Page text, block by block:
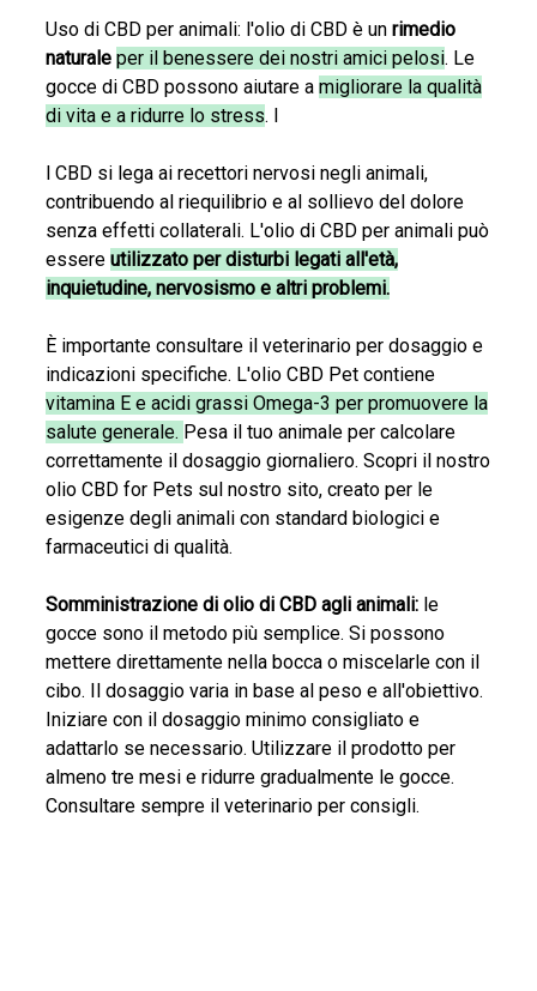
Uso di CBD per animali: l'olio di CBD è un rimedio
naturale per il benessere dei nostri amici pelosi. Le
gocce di CBD possono aiutare a migliorare la qualità
di vita e a ridurre lo stress. I
l CBD si lega ai recettori nervosi negli animali,
contribuendo al riequilibrio e al sollievo del dolore
senza effetti collaterali. L'olio di CBD per animali può
essere utilizzato per disturbi legati all'età,
inquietudine, nervosismo e altri problemi.
È importante consultare il veterinario per dosaggio e
indicazioni specifiche. L'olio CBD Pet contiene
vitamina E e acidi grassi Omega-3 per promuovere la
salute generale. Pesa il tuo animale per calcolare
correttamente il dosaggio giornaliero. Scopri il nostro
olio CBD for Pets sul nostro sito, creato per le
esigenze degli animali con standard biologici e
farmaceutici di qualità.
Somministrazione di olio di CBD agli animali: le
gocce sono il metodo più semplice. Si possono
mettere direttamente nella bocca o miscelarle con il
cibo. Il dosaggio varia in base al peso e all'obiettivo.
Iniziare con il dosaggio minimo consigliato e
adattarlo se necessario. Utilizzare il prodotto per
almeno tre mesi e ridurre gradualmente le gocce.
Consultare sempre il veterinario per consigli.